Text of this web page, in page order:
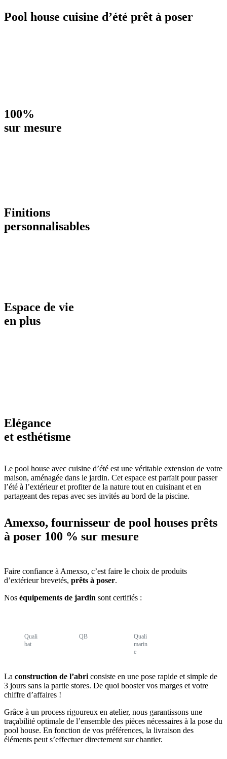
Pool house cuisine d’été prêt à poser
100%
sur mesure
Finitions
personnalisables
Espace de vie
en plus
Elégance
et esthétisme
Le pool house avec cuisine d’été est une véritable extension de votre
maison, aménagée dans le jardin. Cet espace est parfait pour passer
l’été à l’extérieur et profiter de la nature tout en cuisinant et en
partageant des repas avec ses invités au bord de la piscine.
Amexso, fournisseur de pool houses prêts
à poser 100 % sur mesure
Faire confiance à Amexso, c’est faire le choix de produits
d’extérieur brevetés, prêts à poser.
Nos équipements de jardin sont certifiés :
Quali
bat
QB
Quali
marin
e
La construction de l’abri consiste en une pose rapide et simple de
3 jours sans la partie stores. De quoi booster vos marges et votre
chiffre d’affaires !
Grâce à un process rigoureux en atelier, nous garantissons une
traçabilité optimale de l’ensemble des pièces nécessaires à la pose du
pool house. En fonction de vos préférences, la livraison des
éléments peut s’effectuer directement sur chantier.